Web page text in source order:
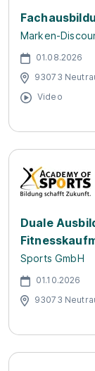
Marken-
01.08.2026
93073
Video
Duale
Sports GmbH
01.10.2026
93073